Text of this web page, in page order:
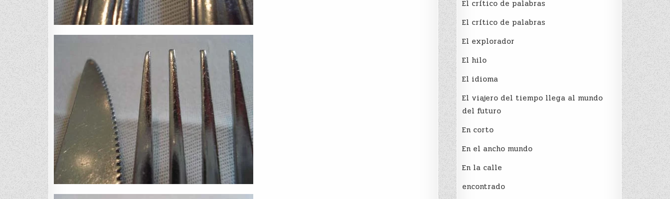
El crí­tico de palabras
El crí­tico de palabras
El explorador
El hilo
El idioma
El viajero del tiempo llega al mundo
del futuro
En corto
En el ancho mundo
En la calle
encontrado